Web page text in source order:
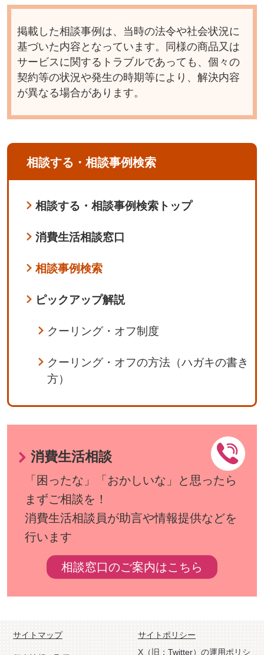
掲載した相談事例は、当時の法令や社会状況に
基づいた内容となっています。同様の商品又は
サービスに関するトラブルであっても、個々の
契約等の状況や発生の時期等により、解決内容
が異なる場合があります。
相談する・相談事例検索
相談する・相談事例検索トップ
消費生活相談窓口
相談事例検索
ピックアップ解説
クーリング・オフ制度
クーリング・オフの方法（ハガキの書き
方）
消費生活相談
「困ったな」「おかしいな」と思ったら
まずご相談を！
消費生活相談員が助言や情報提供などを
行います
相談窓口のご案内はこちら
サイトマップ サイトポリシー
X（旧：Twitter）の運用ポリシ